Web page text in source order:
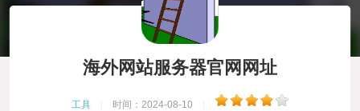
海外网站服务器官网网址
工具 时间：2024-08-10